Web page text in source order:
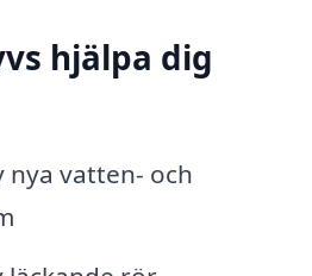
hjälpa dig
vatten- och